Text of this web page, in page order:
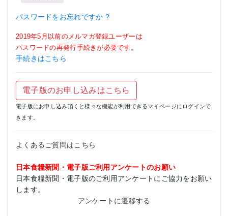
パスワードをお忘れですか ?
2019年5月以前のメルマガ登録ユーザーは
パスワードの再発行手続きが必要です。
手続きはこちら
電子版のお申し込みはこちら
電子版にお申し込み頂くと様々な機能が利用できるマイページにログインで
きます。
よくあるご質問はこちら
日本食糧新聞・電子版ご利用アンケートのお願い
日本食糧新聞・電子版のご利用アンケートにご協力をお願い
します。
アンケートに遷移する